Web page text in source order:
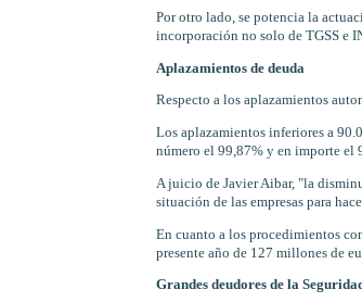
Por otro lado, se potencia la
incorporación no solo de TGSS e
Aplazamientos de deuda
Respecto a los aplazamientos
Los aplazamientos inferiores a
número el 99,87% y en importe el
A juicio de Javier Aibar, "la
situación de las empresas para
En cuanto a los procedimientos
presente año de 127 millones de
Grandes deudores de la